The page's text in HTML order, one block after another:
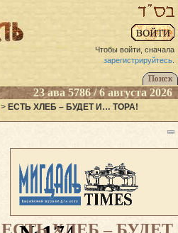
Чтобы войти, сначала
зарегистрируйтесь.
23 ава 5786 / 6 августа 2026
> ЕСТЬ ХЛЕБ – БУДЕТ И… ТОРА!
ЕСТЬ ХЛЕБ – БУДЕТ